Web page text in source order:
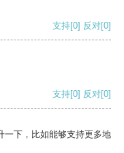
支持[0] 反对[0]
支持[0] 反对[0]
一下，比如能够支持更多地